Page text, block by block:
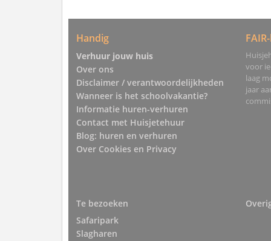
Handig
Verhuur jouw huis
Over ons
Disclaimer / verantwoordelijkheden
Wanneer is het schoolvakantie?
Informatie huren-verhuren
Contact met Huisjetehuur
Blog: huren en verhuren
Over Cookies en Privacy
voor
laag
jaar
Te bezoeken
Safaripark
Slagharen